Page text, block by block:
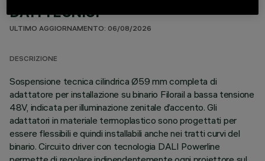
DATI TECNICI
ULTIMO AGGIORNAMENTO: 06/08/2026
DESCRIZIONE
Sospensione tecnica cilindrica Ø59 mm completa di
adattatore per installazione su binario Filorail a bassa tensione
48V, indicata per illuminazione zenitale d’accento. Gli
adattatori in materiale termoplastico sono progettati per
essere flessibili e quindi installabili anche nei tratti curvi del
binario. Circuito driver con tecnologia DALI Powerline